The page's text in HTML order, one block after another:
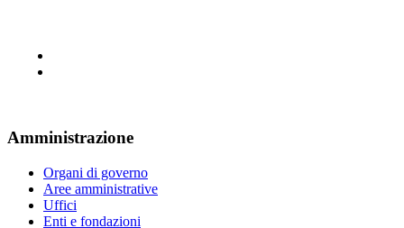
Amministrazione
Organi di governo
Aree amministrative
Uffici
Enti e fondazioni